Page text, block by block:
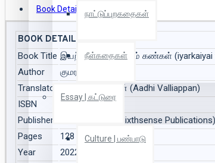
நாட்டுப்புறகதைகள்
நீள்கதைகள்
Essay | கட்டுரை
Culture | பண்பாடு
Book Details Reviews
BOOK DETAILS
Book Title இயற்கையைத் தேடும் கண்கள் (iyarkaiyai
Author
குமரன் சதாசிவம்
Translator
ஆதி வள்ளியப்பன் (Aadhi Valliappan)
ISBN
9789393830029
Publisher
சிக்ஸ்த்சென்ஸ் (Sixthsense Publications)
Pages
128
Year
2022